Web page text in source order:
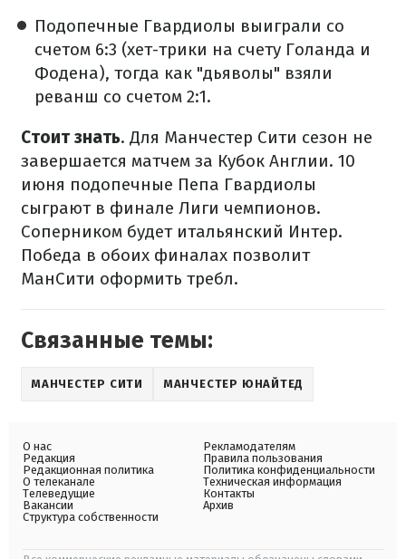
Подопечные Гвардиолы выиграли со
счетом 6:3 (хет-трики на счету Голанда и
Фодена), тогда как "дьяволы" взяли
реванш со счетом 2:1.
Стоит знать. Для Манчестер Сити сезон не
завершается матчем за Кубок Англии. 10
июня подопечные Пепа Гвардиолы
сыграют в финале Лиги чемпионов.
Соперником будет итальянский Интер.
Победа в обоих финалах позволит
МанСити оформить требл.
Связанные темы:
МАНЧЕСТЕР СИТИ МАНЧЕСТЕР ЮНАЙТЕД
О нас
Редакция
Редакционная политика
О телеканале
Телеведущие
Вакансии
Структура собственности
Рекламодателям
Правила пользования
Политика конфиденциальности
Техническая информация
Контакты
Архив